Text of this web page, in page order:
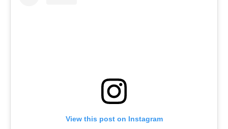
View this post on Instagram